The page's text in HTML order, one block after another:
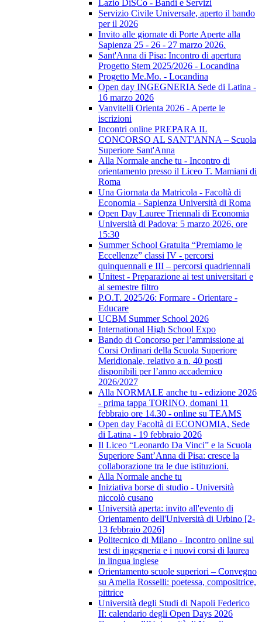
Lazio DiSCo - Bandi e Servizi
Servizio Civile Universale, aperto il bando
per il 2026
Invito alle giornate di Porte Aperte alla
Sapienza 25 - 26 - 27 marzo 2026.
Sant'Anna di Pisa: Incontro di apertura
Progetto Stem 2025/2026 - Locandina
Progetto Me.Mo. - Locandina
Open day INGEGNERIA Sede di Latina -
16 marzo 2026
Vanvitelli Orienta 2026 - Aperte le
iscrizioni
Incontri online PREPARA IL
CONCORSO AL SANT'ANNA – Scuola
Superiore Sant'Anna
Alla Normale anche tu - Incontro di
orientamento presso il Liceo T. Mamiani di
Roma
Una Giornata da Matricola - Facoltà di
Economia - Sapienza Università di Roma
Open Day Lauree Triennali di Economia
Università di Padova: 5 marzo 2026, ore
15:30
Summer School Gratuita “Premiamo le
Eccellenze” classi IV - percorsi
quinquennali e III – percorsi quadriennali
Unitest - Preparazione ai test universitari e
al semestre filtro
P.O.T. 2025/26: Formare - Orientare -
Educare
UCBM Summer School 2026
International High School Expo
Bando di Concorso per l’ammissione ai
Corsi Ordinari della Scuola Superiore
Meridionale, relativo a n. 40 posti
disponibili per l’anno accademico
2026/2027
Alla NORMALE anche tu - edizione 2026
- prima tappa TORINO, domani 11
febbraio ore 14.30 - online su TEAMS
Open day Facoltà di ECONOMIA, Sede
di Latina - 19 febbraio 2026
Il Liceo “Leonardo Da Vinci” e la Scuola
Superiore Sant’Anna di Pisa: cresce la
collaborazione tra le due istituzioni.
Alla Normale anche tu
Iniziativa borse di studio - Università
niccolò cusano
Università aperta: invito all'evento di
Orientamento dell'Università di Urbino [2-
13 febbraio 2026]
Politecnico di Milano - Incontro online sul
test di ingegneria e i nuovi corsi di laurea
in lingua inglese
Orientamento scuole superiori – Convegno
su Amelia Rosselli: poetessa, compositrice,
pittrice
Università degli Studi di Napoli Federico
II: calendario degli Open Days 2026